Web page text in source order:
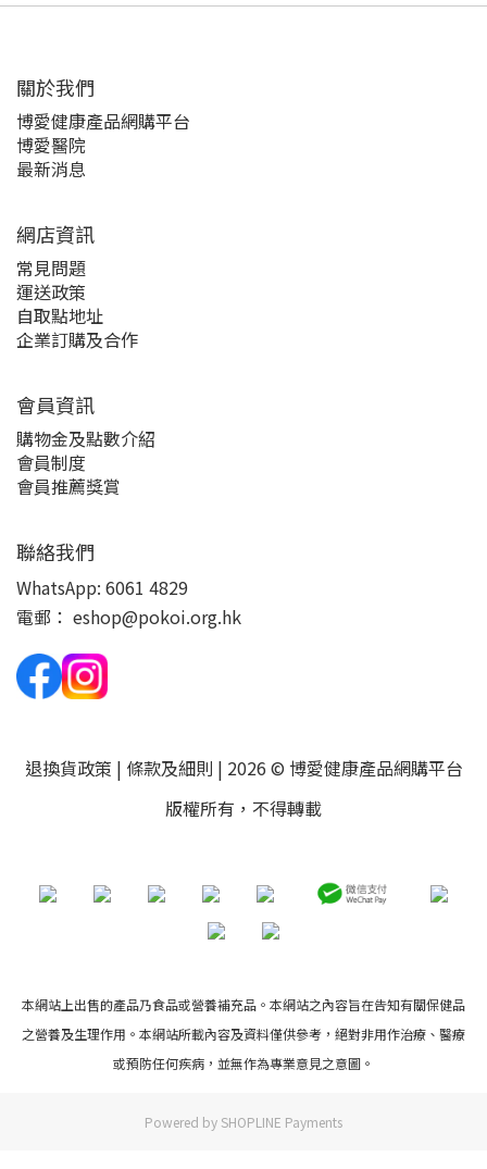
關於我們‎
博愛健康產品網購平台
博愛醫院
最新消息
網店資訊
常見問題
運送政策
自取點地址
企業訂購及合作
會員資訊
購物金及點數介紹
會員制度
會員推薦獎賞
聯絡我們
WhatsApp: 6061 4829
電郵： eshop@pokoi.org.hk
退換貨政策 | 條款及細則 | 2026 © 博愛健康產品網購平台
版權所有，不得轉載
本網站上出售的產品乃食品或營養補充品。本網站之內容旨在告知有關保健品
之營養及生理作用。本網站所載內容及資料僅供參考，絕對非用作治療、醫療
或預防任何疾病，並無作為專業意見之意圖。
Powered by SHOPLINE Payments